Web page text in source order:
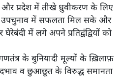
प्रदेश में तीखे ध्रुवीकरण के लिए
उपचुनाव में सफलता मिल सके और
में लगे अपने प्रतिद्वंद्वियों को
गणतंत्र के बुनियादी मूल्यों के ख़िलाफ़
व छुआछूत के विरुद्ध समानता